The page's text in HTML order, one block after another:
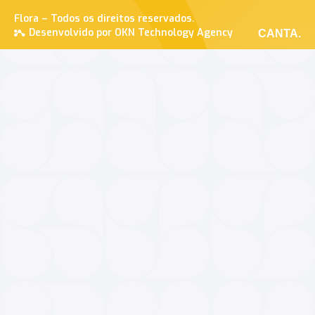
Flora – Todos os direitos reservados.
Desenvolvido por OKN Technology Agency
CANTA.